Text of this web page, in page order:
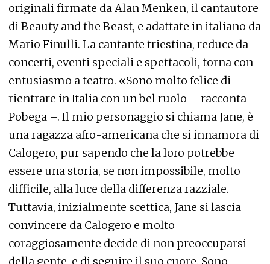
originali firmate da Alan Menken, il cantautore
di Beauty and the Beast, e adattate in italiano da
Mario Finulli. La cantante triestina, reduce da
concerti, eventi speciali e spettacoli, torna con
entusiasmo a teatro. «Sono molto felice di
rientrare in Italia con un bel ruolo – racconta
Pobega –. Il mio personaggio si chiama Jane, è
una ragazza afro-americana che si innamora di
Calogero, pur sapendo che la loro potrebbe
essere una storia, se non impossibile, molto
difficile, alla luce della differenza razziale.
Tuttavia, inizialmente scettica, Jane si lascia
convincere da Calogero e molto
coraggiosamente decide di non preoccuparsi
della gente, e di seguire il suo cuore. Sono